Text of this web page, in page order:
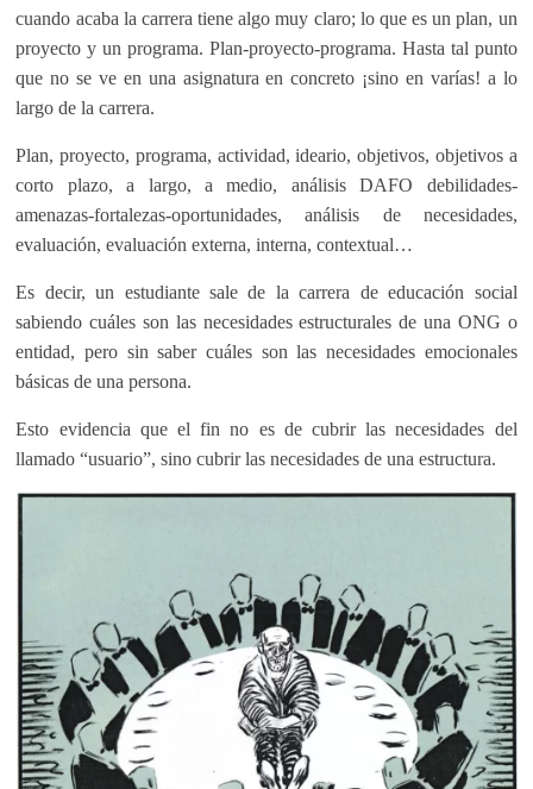
cuando acaba la carrera tiene algo muy claro; lo que es un plan, un
proyecto y un programa. Plan-proyecto-programa. Hasta tal punto
que no se ve en una asignatura en concreto ¡sino en varías! a lo
largo de la carrera.
Plan, proyecto, programa, actividad, ideario, objetivos, objetivos a
corto plazo, a largo, a medio, análisis DAFO debilidades-
amenazas-fortalezas-oportunidades, análisis de necesidades,
evaluación, evaluación externa, interna, contextual…
Es decir, un estudiante sale de la carrera de educación social
sabiendo cuáles son las necesidades estructurales de una ONG o
entidad, pero sin saber cuáles son las necesidades emocionales
básicas de una persona.
Esto evidencia que el fin no es de cubrir las necesidades del
llamado “usuario”, sino cubrir las necesidades de una estructura.